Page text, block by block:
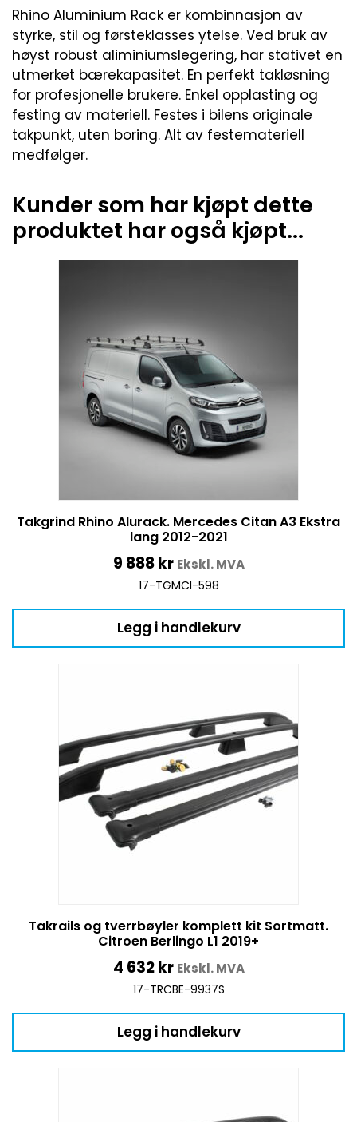
Rhino Aluminium Rack er kombinnasjon av
styrke, stil og førsteklasses ytelse. Ved bruk av
høyst robust aliminiumslegering, har stativet en
utmerket bærekapasitet. En perfekt takløsning
for profesjonelle brukere. Enkel opplasting og
festing av materiell. Festes i bilens originale
takpunkt, uten boring. Alt av festemateriell
medfølger.
Kunder som har kjøpt dette
produktet har også kjøpt...
Takgrind Rhino Alurack. Mercedes Citan A3 Ekstra
lang 2012-2021
9 888kr Ekskl. MVA
17-TGMCI-598
Legg i handlekurv
Takrails og tverrbøyler komplett kit Sortmatt.
Citroen Berlingo L1 2019+
4 632kr Ekskl. MVA
17-TRCBE-9937S
Legg i handlekurv